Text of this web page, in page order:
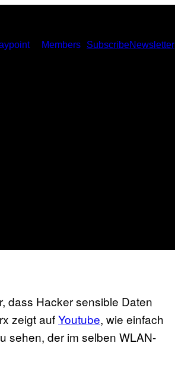
Members SubscribeNewsletter
dass Hacker sensible Daten
zeigt aufYoutube, wie einfach
sehen, der im selben WLAN-